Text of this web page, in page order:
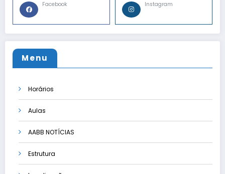
Facebook Instagram
Menu
Horários
Aulas
AABB NOTÍCIAS
Estrutura